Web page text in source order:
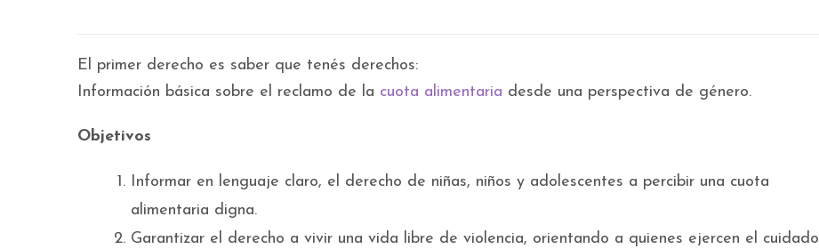
El primer derecho es saber que tenés derechos:
Información básica sobre el reclamo de la cuota alimentaria desde una perspectiva de género.
Objetivos
Informar en lenguaje claro, el derecho de niñas, niños y adolescentes a percibir una cuota
alimentaria digna.
Garantizar el derecho a vivir una vida libre de violencia, orientando a quienes ejercen el cuidado